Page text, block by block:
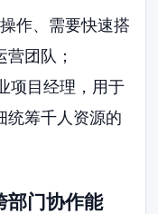
作、需要快速搭
团队；
项目经理，用于
统筹千人资源的
部门协作能